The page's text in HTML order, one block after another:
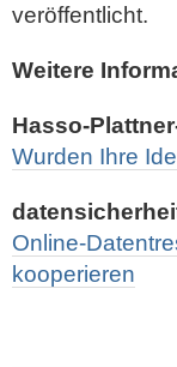
veröffentlicht.
Weitere
Hasso-
Wurden Ihre
Online-
kooperieren